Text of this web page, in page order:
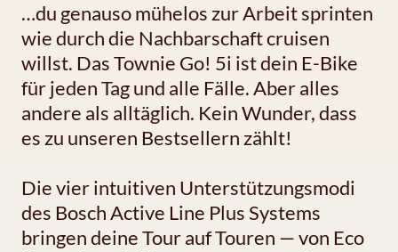
…du genauso mühelos zur Arbeit sprinten
wie durch die Nachbarschaft cruisen
willst. Das Townie Go! 5i ist dein E-Bike
für jeden Tag und alle Fälle. Aber alles
andere als alltäglich. Kein Wunder, dass
es zu unseren Bestsellern zählt!
Die vier intuitiven Unterstützungsmodi
des Bosch Active Line Plus Systems
bringen deine Tour auf Touren — von Eco